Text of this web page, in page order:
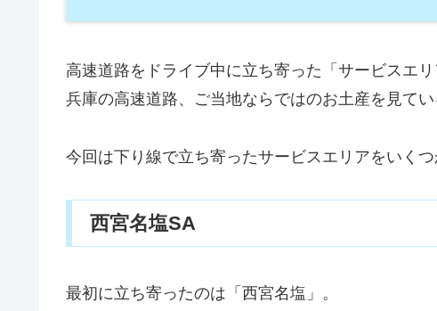
高速道路をドライブ中に立ち寄った「サービスエリ
兵庫の高速道路、ご当地ならではのお土産を見て
今回は下り線で立ち寄ったサービスエリアをいくつ
西宮名塩SA
最初に立ち寄ったのは「西宮名塩」。